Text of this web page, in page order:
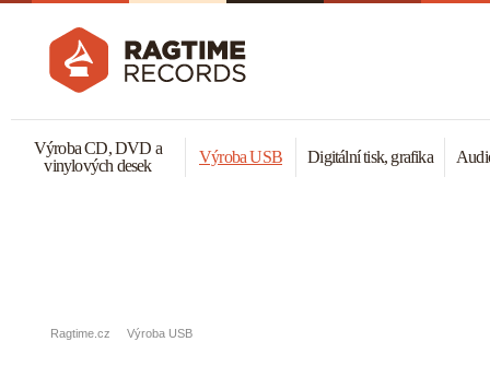
Výroba CD, DVD a
vinylových desek
Výroba USB Digitální tisk, grafika
Ragtime.cz Výroba USB